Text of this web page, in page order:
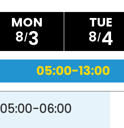
8 3 8 4
05:00-13:00
05:00-06:00